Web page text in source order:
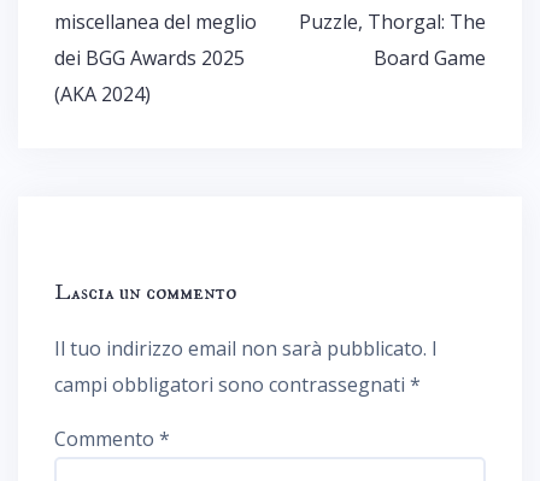
miscellanea del meglio
dei BGG Awards 2025
(AKA 2024)
Puzzle, Thorgal: The
Board Game
Lascia un commento
Il tuo indirizzo email non sarà pubblicato. I
campi obbligatori sono contrassegnati *
Commento *